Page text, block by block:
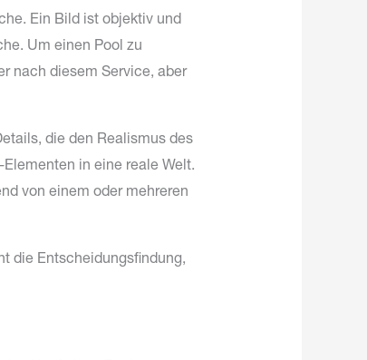
Ein Bild ist objektiv und
Um einen Pool zu
nach diesem Service, aber
die den Realismus des
in eine reale Welt.
von einem oder mehreren
die Entscheidungsfindung,